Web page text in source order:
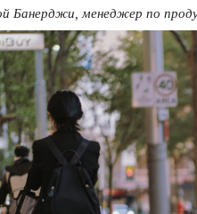
Банерджи, менеджер по